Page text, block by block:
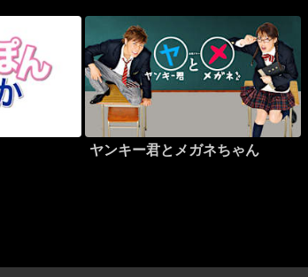
ヤンキー君とメガネちゃん